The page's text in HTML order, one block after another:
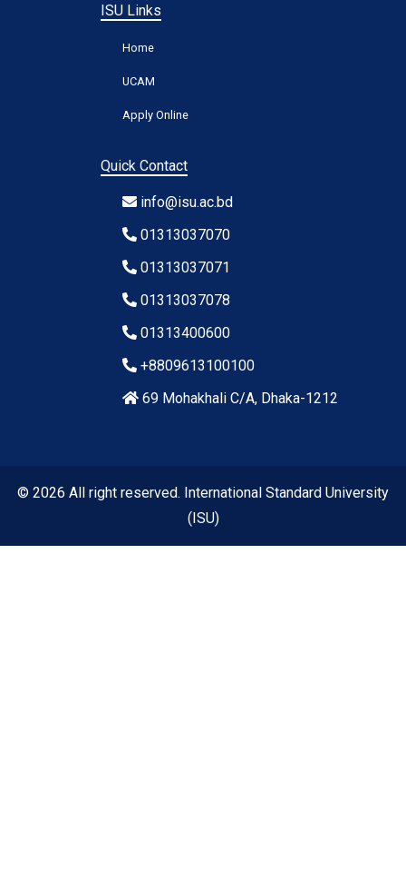
ISU Links
Home
UCAM
Apply Online
Quick Contact
info@isu.ac.bd
01313037070
01313037071
01313037078
01313400600
+8809613100100
69 Mohakhali C/A, Dhaka-1212
© 2026 All right reserved. International Standard University
(ISU)